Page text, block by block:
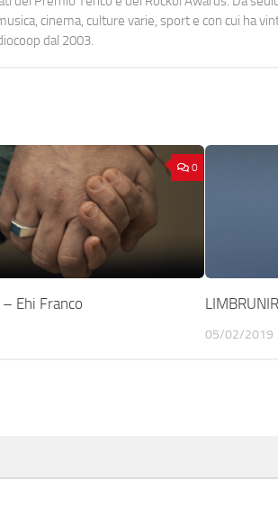
cinema, culture varie, sport e con cui ha
dal 2003.
0
– Ehi Franco
05/02/2019